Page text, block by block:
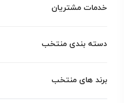
خدمات مشتریان
دسته بندی منتخب
برند های منتخب